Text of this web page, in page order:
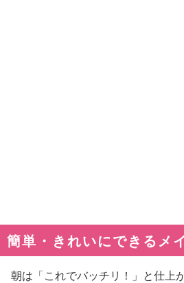
簡単・きれいにできるメ
朝は「これでバッチリ！」と仕上